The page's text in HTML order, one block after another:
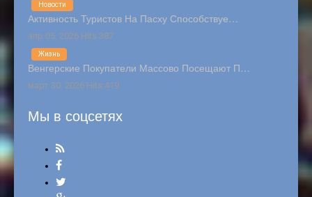
Активность Туристов На Пасху Способствуе…
апр 05, 2026 Hits:387
Новости
Венгерские Покупатели Массово Посещают П…
март 30, 2026 Hits:419
Жизнь
Мы в соцсетях